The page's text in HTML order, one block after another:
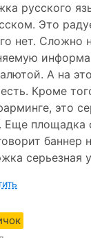
русского
Это
нет. Сложно
А на
Кроме
это
Еще площадка
баннер
серьезная